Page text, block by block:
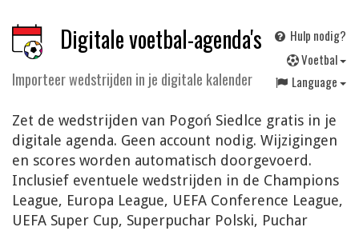
Digitale voetbal-agenda's
Importeer wedstrijden in je digitale kalender
Hulp nodig?
Voetbal
Language
Zet de wedstrijden van Pogoń Siedlce gratis in je
digitale agenda. Geen account nodig. Wijzigingen
en scores worden automatisch doorgevoerd.
Inclusief eventuele wedstrijden in de Champions
League, Europa League, UEFA Conference League,
UEFA Super Cup, Superpuchar Polski, Puchar